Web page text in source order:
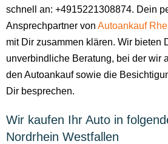
schnell an: +4915221308874. Dein
Ansprechpartner von Autoankauf
mit Dir zusammen klären. Wir bieten
unverbindliche Beratung, bei der wir
den Autoankauf sowie die
Dir besprechen.
Wir kaufen Ihr Auto in
Nordrhein Westfallen